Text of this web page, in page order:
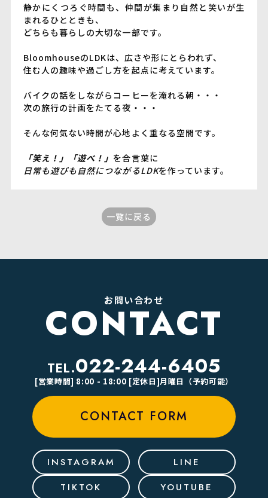
静かにくつろぐ時間も、仲間が集まり自然と笑いが生
まれるひとときも、
どちらも暮らしの大切な一部です。
BloomhouseのLDKは、広さや形にとらわれず、
住む人の趣味や過ごし方を起点に考えています。
バイクの話をしながらコーヒーを淹れる朝・・・
次の旅行の計画をたてる夜・・・
そんな何気ない時間が心地よく重なる空間です。
「笑え！」「遊べ！」 を合言葉に
日常も遊びも自然につながるLDKを作っています。
一覧に戻る
お問い合わせ
CONTACT
TEL.022-244-6405
[営業時間] 8:00 - 18:00 [定休日]月曜日（予約可能）
CONTACT FORM
INSTAGRAM
LINE
TIKTOK
YOUTUBE